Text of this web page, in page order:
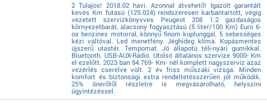
2 Tulajos! 2018.02 havi. Azonnal átvehető! Igazolt garantált
kevés Km futású (125.024) rendszeresen karbantartott, végig
vezetett szervizkönyvves Peugeot 208 1.2 gazdaságos
környezetbarát, alacsony fogyasztású (5 liter/100 Km) Euro 6-
os benzines motorral, könnyű finom kuplunggal, 5 sebességes
kézi váltóval. Led menetfény. Jéghideg klíma. Kopásmentes
újszerű utastér. Tempomat. Jó állapotú téli-nyári gumikkal.
Bluetooth. USB-AUX-Rádió. Utolsó általános szervize 9000- Km
el ezelőtt. 2023 ban 94.769- Km- nél komplett nagyszerviz azaz
vezérlés cserélve volt. 2 év friss műszaki vizsga. Minden
komfort és biztonsági extra rendeltetésszerűen jól működik.
25% önerőtől részletre is megvásárolható, helyszíni
ügyintézéssel.